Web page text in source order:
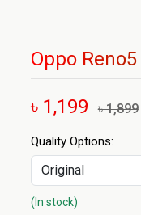
Oppo
৳ 1,199 ৳ 1,899
Quality Options:
(In stock)